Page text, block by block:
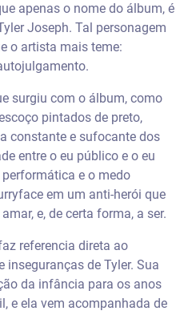
apenas o nome do álbum, é
Joseph. Tal personagem
o artista mais teme:
surgiu com o álbum, como
pintados de preto,
constante e sufocante dos
entre o eu público e o eu
e o medo
em um anti-herói que
e, de certa forma, a ser.
referencia direta ao
inseguranças de Tyler. Sua
da infância para os anos
e ela vem acompanhada de